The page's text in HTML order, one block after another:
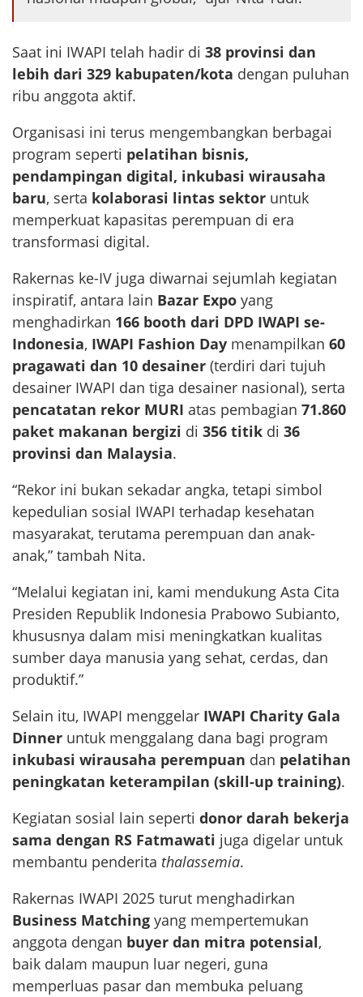
Saat ini IWAPI telah hadir di 38 provinsi dan
lebih dari 329 kabupaten/kota dengan puluhan
ribu anggota aktif.
Organisasi ini terus mengembangkan berbagai
program seperti pelatihan bisnis,
pendampingan digital, inkubasi wirausaha
baru, serta kolaborasi lintas sektor untuk
memperkuat kapasitas perempuan di era
transformasi digital.
Rakernas ke-IV juga diwarnai sejumlah kegiatan
inspiratif, antara lain Bazar Expo yang
menghadirkan 166 booth dari DPD IWAPI se-
Indonesia, IWAPI Fashion Day menampilkan 60
pragawati dan 10 desainer (terdiri dari tujuh
desainer IWAPI dan tiga desainer nasional), serta
pencatatan rekor MURI atas pembagian 71.860
paket makanan bergizi di 356 titik di 36
provinsi dan Malaysia.
“Rekor ini bukan sekadar angka, tetapi simbol
kepedulian sosial IWAPI terhadap kesehatan
masyarakat, terutama perempuan dan anak-
anak,” tambah Nita.
“Melalui kegiatan ini, kami mendukung Asta Cita
Presiden Republik Indonesia Prabowo Subianto,
khususnya dalam misi meningkatkan kualitas
sumber daya manusia yang sehat, cerdas, dan
produktif.”
Selain itu, IWAPI menggelar IWAPI Charity Gala
Dinner untuk menggalang dana bagi program
inkubasi wirausaha perempuan dan pelatihan
peningkatan keterampilan (skill-up training).
Kegiatan sosial lain seperti donor darah bekerja
sama dengan RS Fatmawati juga digelar untuk
membantu penderita thalassemia.
Rakernas IWAPI 2025 turut menghadirkan
Business Matching yang mempertemukan
anggota dengan buyer dan mitra potensial,
baik dalam maupun luar negeri, guna
memperluas pasar dan membuka peluang